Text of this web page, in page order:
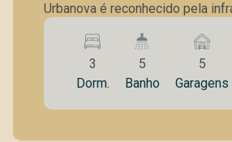
Urbanova é reconhecido pela
completa, planejamento urbano,
qualidade de vida. O bairro
às principais vias da cidade,
universidades, centros
uma vista privilegiada para a
3
Dorm.
5
Banho
5
Garagens